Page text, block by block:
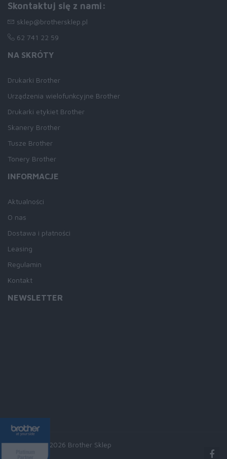
Skontaktuj się z nami:
sklep@brothersklep.pl
62 741 22 59
NA SKRÓTY
Drukarki Brother
Urządzenia wielofunkcyjne Brother
Drukarki etykiet Brother
Skanery Brother
Tusze Brother
Tonery Brother
INFORMACJE
Aktualności
O nas
Dostawa i płatności
Leasing
Regulamin
Kontakt
NEWSLETTER
Copyright © 2026 Brother Sklep